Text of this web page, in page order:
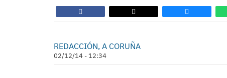
REDACCIÓN, A CORUÑA
02/12/14 - 12:34